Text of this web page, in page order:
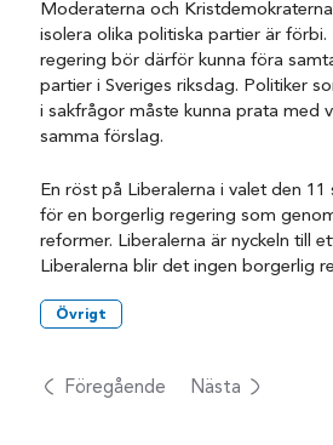
Moderaterna och
isolera olika politiska partier är förbi.
regering bör därför kunna föra
partier i Sveriges riksdag. Politiker
i sakfrågor måste kunna prata med
samma förslag.
En röst på Liberalerna i valet den
för en borgerlig regering som
reformer. Liberalerna är nyckeln till
Liberalerna blir det ingen borgerlig
Övrigt
Föregående Nästa